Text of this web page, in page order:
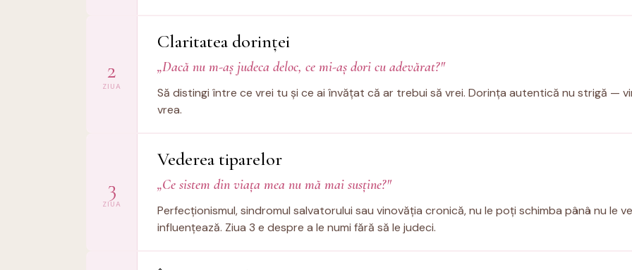
2
ZIUA
Claritatea dorinței
„Dacă nu m-aș judeca deloc, ce mi-aș dori cu adevărat?"
Să distingi între ce vrei tu și ce ai învățat că ar trebui să vrei. Dorința autentică nu strigă —
vrea.
3
ZIUA
Vederea tiparelor
„Ce sistem din viața mea nu mă mai susține?"
Perfecționismul, sindromul salvatorului sau vinovăția cronică, nu le poți schimba pânâ nu le
influențează. Ziua 3 e despre a le numi fără să le judeci.